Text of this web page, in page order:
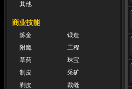
其他
商业技能
炼金
锻造
附魔
工程
草药
珠宝
制皮
采矿
剥皮
裁缝